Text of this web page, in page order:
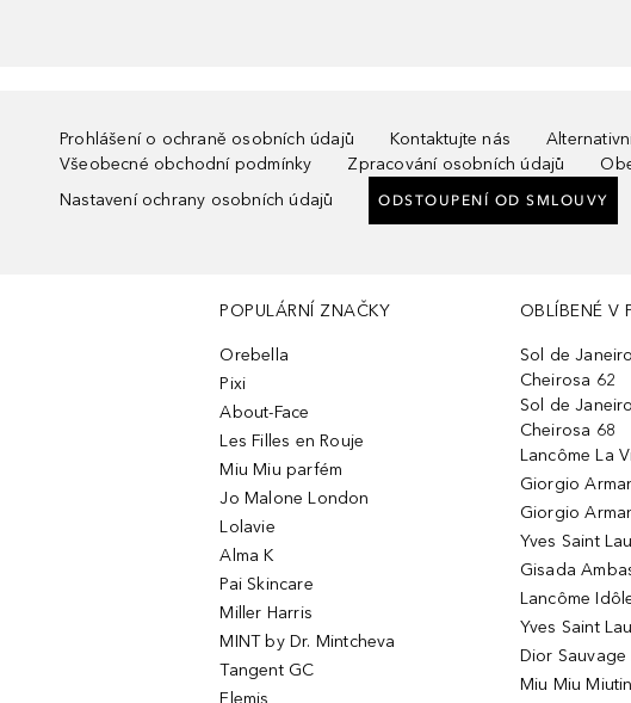
Prohlášení o ochraně osobních údajů Kontaktujte nás
Všeobecné obchodní podmínky
Zpracování osobních údajů
Nastavení ochrany osobních údajů
ODSTOUPENÍ OD SMLOUVY
POPULÁRNÍ ZNAČKY
Orebella
Pixi
About-Face
Les Filles en Rouje
Miu Miu parfém
Jo Malone London
Lolavie
Alma K
Pai Skincare
Miller Harris
MINT by Dr. Mintcheva
Tangent GC
Elemis
OBLÍBENÉ V
Sol de
Cheirosa 62
Sol de
Cheirosa 68
Lancôme La
Giorgio
Giorgio
Yves Saint
Gisada
Lancôme
Yves Saint
Dior Sauvage
Miu Miu